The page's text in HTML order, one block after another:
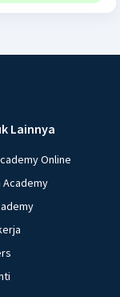
Lainnya
Online
Academy